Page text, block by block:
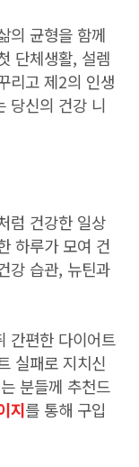
의 균형을 함께
단체생활, 설렘
리고 제2의 인생
당신의 건강 니
럼 건강한 일상
하루가 모여 건
강 습관, 뉴틴과
간편한 다이어트
실패로 지치신
분들께 추천드
지를 통해 구입